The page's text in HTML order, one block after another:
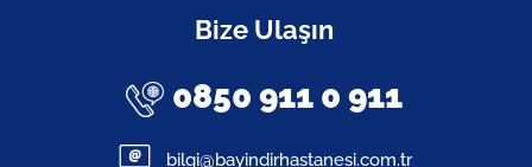
Bize Ulaşın
0850 911 0 911
bilgi@bayindirhastanesi.com.tr